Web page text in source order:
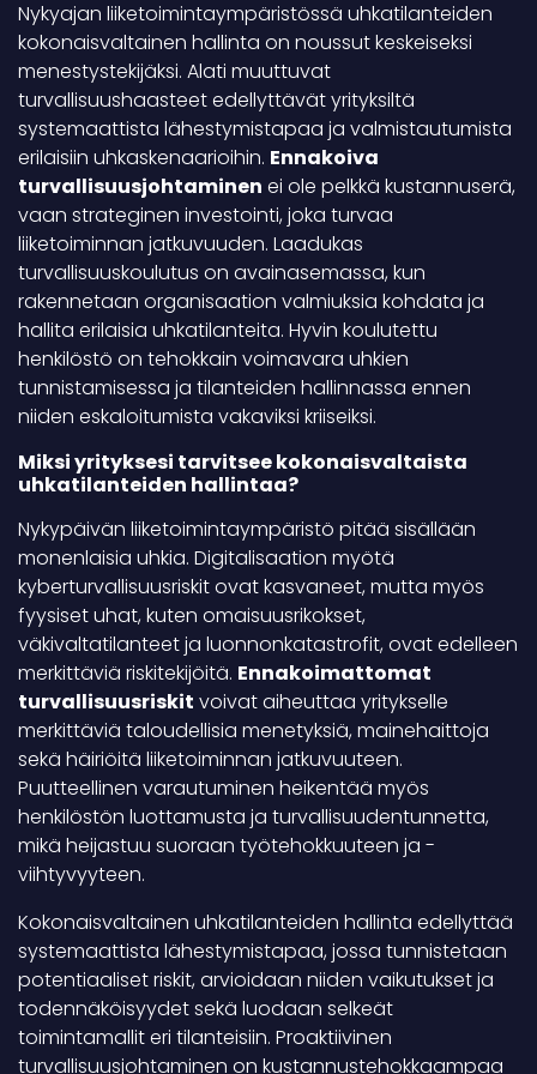
Nykyajan liiketoimintaympäristössä uhkatilanteiden
kokonaisvaltainen hallinta on noussut keskeiseksi
menestystekijäksi. Alati muuttuvat
turvallisuushaasteet edellyttävät yrityksiltä
systemaattista lähestymistapaa ja valmistautumista
erilaisiin uhkaskenaarioihin. Ennakoiva
turvallisuusjohtaminen ei ole pelkkä kustannuserä,
vaan strateginen investointi, joka turvaa
liiketoiminnan jatkuvuuden. Laadukas
turvallisuuskoulutus on avainasemassa, kun
rakennetaan organisaation valmiuksia kohdata ja
hallita erilaisia uhkatilanteita. Hyvin koulutettu
henkilöstö on tehokkain voimavara uhkien
tunnistamisessa ja tilanteiden hallinnassa ennen
niiden eskaloitumista vakaviksi kriiseiksi.
Miksi yrityksesi tarvitsee kokonaisvaltaista
uhkatilanteiden hallintaa?
Nykypäivän liiketoimintaympäristö pitää sisällään
monenlaisia uhkia. Digitalisaation myötä
kyberturvallisuusriskit ovat kasvaneet, mutta myös
fyysiset uhat, kuten omaisuusrikokset,
väkivaltatilanteet ja luonnonkatastrofit, ovat edelleen
merkittäviä riskitekijöitä. Ennakoimattomat
turvallisuusriskit voivat aiheuttaa yritykselle
merkittäviä taloudellisia menetyksiä, mainehaittoja
sekä häiriöitä liiketoiminnan jatkuvuuteen.
Puutteellinen varautuminen heikentää myös
henkilöstön luottamusta ja turvallisuudentunnetta,
mikä heijastuu suoraan työtehokkuuteen ja -
viihtyvyyteen.
Kokonaisvaltainen uhkatilanteiden hallinta edellyttää
systemaattista lähestymistapaa, jossa tunnistetaan
potentiaaliset riskit, arvioidaan niiden vaikutukset ja
todennäköisyydet sekä luodaan selkeät
toimintamallit eri tilanteisiin. Proaktiivinen
turvallisuusjohtaminen on kustannustehokkaampaa